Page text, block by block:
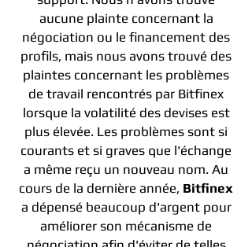
aucune plainte concernant la
négociation ou le financement des
profils, mais nous avons trouvé des
plaintes concernant les problèmes
de travail rencontrés par Bitfinex
lorsque la volatilité des devises est
plus élevée. Les problèmes sont si
courants et si graves que l'échange
a même reçu un nouveau nom. Au
cours de la dernière année, Bitfinex
a dépensé beaucoup d'argent pour
améliorer son mécanisme de